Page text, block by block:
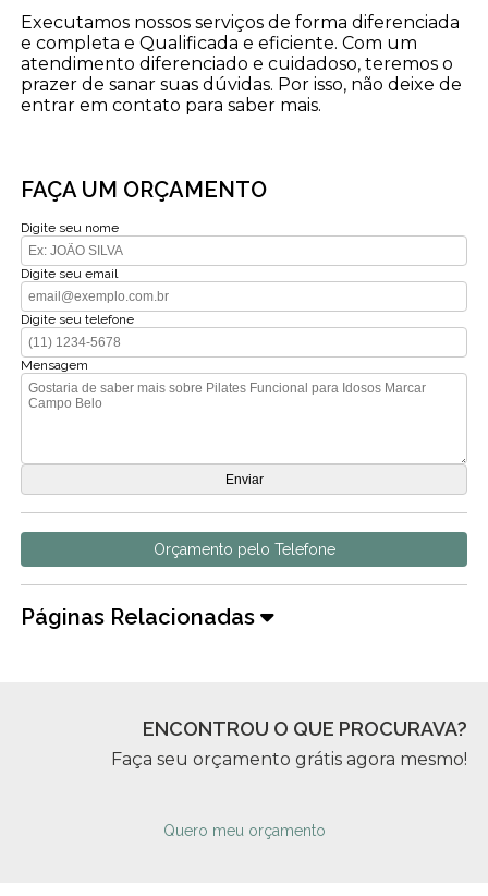
Executamos nossos serviços de forma diferenciada
e completa e Qualificada e eficiente. Com um
atendimento diferenciado e cuidadoso, teremos o
prazer de sanar suas dúvidas. Por isso, não deixe de
entrar em contato para saber mais.
FAÇA UM ORÇAMENTO
Digite seu nome
Digite seu email
Digite seu telefone
Mensagem
Orçamento pelo Telefone
Páginas Relacionadas
ENCONTROU O QUE PROCURAVA?
Faça seu orçamento grátis agora mesmo!
Quero meu orçamento